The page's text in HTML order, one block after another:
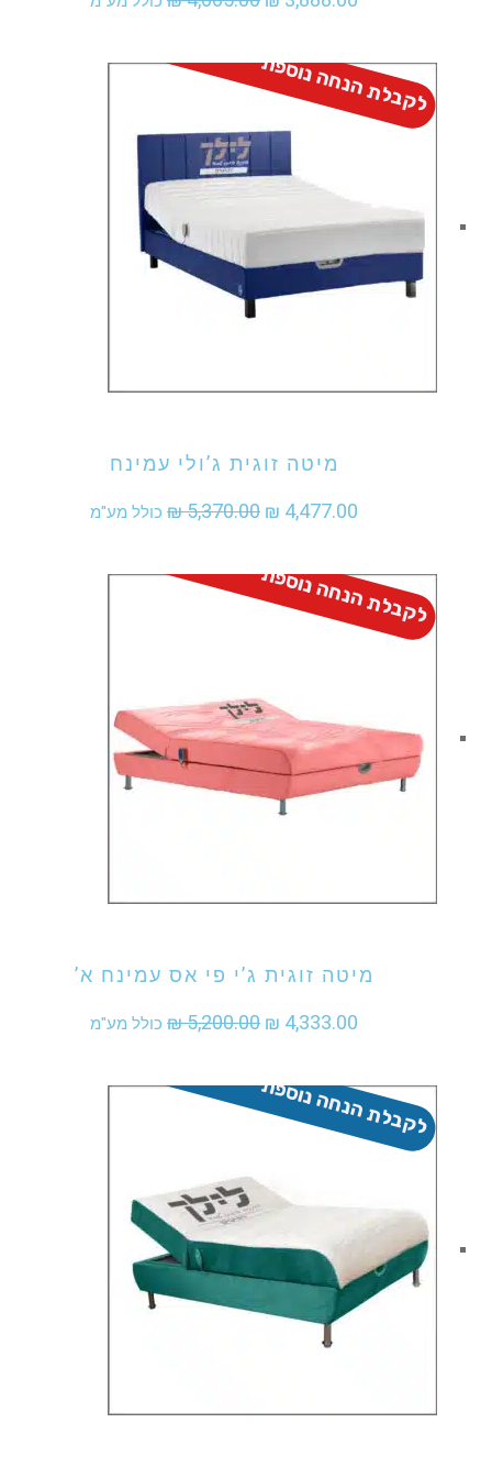
היה:
לקבלת הנחה נוספת - התקשר
מיטה זוגית ג’ולי עמינח
₪5,370.00
המחיר
היה:
₪ 4,477.00
המחיר
כולל מע"מ
לקבלת הנחה נוספת - התקשר
מיטה זוגית ג’י פי אס עמינח א’
₪5,200.00
המחיר
היה:
₪ 4,333.00
המחיר
כולל מע"מ
לקבלת הנחה נוספת - התקשר